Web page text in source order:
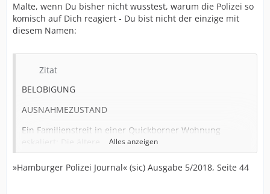
Malte, wenn Du bisher nicht wusstest, warum die Polizei so
komisch auf Dich reagiert - Du bist nicht der einzige mit
diesem Namen:
Zitat
BELOBIGUNG
AUSNAHMEZUSTAND
Ein Familienstreit in einer Quickborner Wohnung
Tochter befindet sich in einem psychologischen
Ausnahmezustand,
Alles anzeigen
»Hamburger Polizei Journal« (sic) Ausgabe 5/2018, Seite 44